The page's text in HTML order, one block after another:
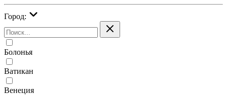
Город:
Болонья
Ватикан
Венеция